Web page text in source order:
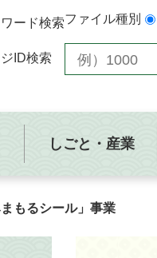
ード検索ファイル種別
ID検索
しごと・産業
もるシール」事業